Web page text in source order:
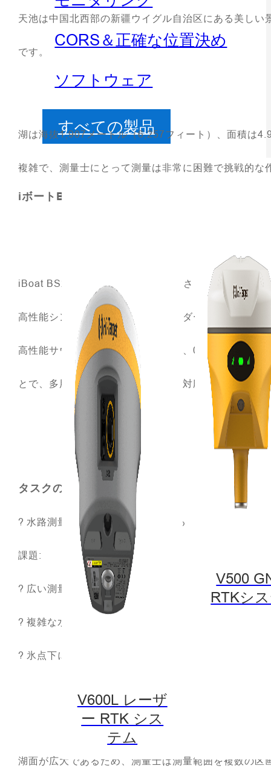
CORS＆正確な位置決め
ソフトウェア
すべての製品
V600L レーザ
ー RTK シス
テム
V500
RTKシ
天池は中国北西部の新疆ウイグル自治区にある美し
です。
湖は海抜1,907メートル（6,257フィート）、面積は
複雑で、測量士にとって測量は非常に困難で挑戦的
iボートBS2
iBoat BS2 は、比類のない使いやすさとプロフェッ
高性能シングルビームエコーサウンダー、高精度
高性能サウンディングモジュールは、0.15mから
とで、多用途なアプリケーションに対応できます。
タスクの目標:
? 水路測量を10cmの精度で完了する
課題:
? 広い測量範囲
? 複雑な水中地形
? 氷点下に近い水
湖面が広大であるため、測量士は測量範囲を複数の